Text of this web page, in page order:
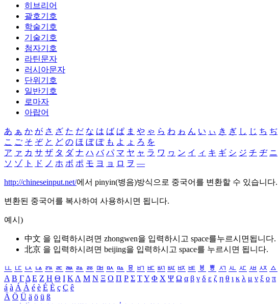
히브리어
괄호기호
학술기호
기술기호
첨자기호
라틴문자
러시아문자
단위기호
일반기호
로마자
아랍어
あ ぁ か が さ ざ た だ な は ば ぱ ま や ゃ ら わ ゎ ん い ぃ き ぎ し じ ち ぢ
こ ご そ ぞ と ど の ほ ぼ ぽ も よ ょ ろ を
ア ァ カ サ ザ タ ダ ナ ハ バ パ マ ヤ ャ ラ ワ ヮ ン イ ィ キ ギ シ ジ チ ヂ ニ
ソ ゾ ト ド ノ ホ ボ ポ モ ヨ ョ ロ ヲ ―
http://chineseinput.net/에서 pinyin(병음)방식으로 중국어를 변환할 수 있습니다.
변환된 중국어를 복사하여 사용하시면 됩니다.
예시)
中文 을 입력하시려면 zhongwen을 입력하시고 space를누르시면됩니다.
北京 을 입력하시려면 beijing을 입력하시고 space를 누르시면 됩니다.
ㅥ ㅦ ㅧ ㅨ ㅩ ㅪ ㅫ ㅬ ㅭ ㅮ ㅯ ㅰ ㅱ ㅲ ㅳ ㅴ ㅵ ㅶ ㅷ ㅸ ㅹ ㅺ ㅻ ㅼ ㅽ ㅾ ㅿ
Α Β ΓΔ Ε Ζ Η Θ Ι ΚΛ Μ Ν Ξ Ο Π Ρ Σ ΤΥ Φ Χ Ψ Ω α β γ δ ε ζ η θ ι κ λ μ ν ξ ο π
á à Á À é è É È ç Ç ê
Ä Ö Ü ä ö ü ß